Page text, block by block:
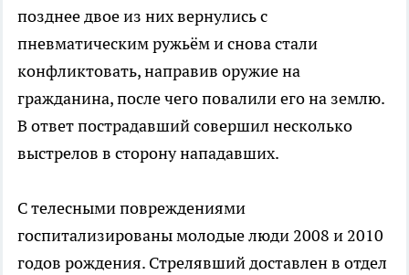
позднее двое из них вернулись с
пневматическим ружьём и снова стали
конфликтовать, направив оружие на
гражданина, после чего повалили его на землю.
В ответ пострадавший совершил несколько
выстрелов в сторону нападавших.
С телесными повреждениями
госпитализированы молодые люди 2008 и 2010
годов рождения. Стрелявший доставлен в отдел